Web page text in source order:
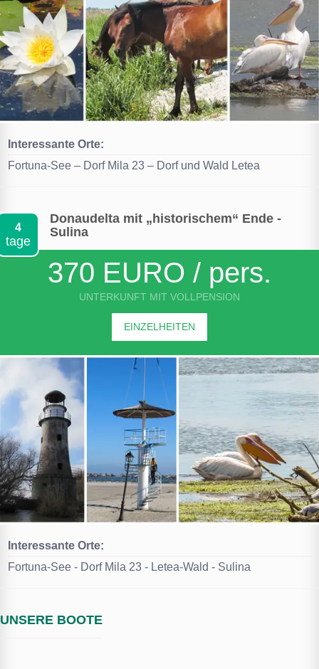
Interessante Orte:
Fortuna-See – Dorf Mila 23 – Dorf und Wald Letea
4
tage
Donaudelta mit „historischem“ Ende -
Sulina
370 EURO / pers.
UNTERKUNFT MIT VOLLPENSION
EINZELHEITEN
Interessante Orte:
Fortuna-See - Dorf Mila 23 - Letea-Wald - Sulina
UNSERE BOOTE